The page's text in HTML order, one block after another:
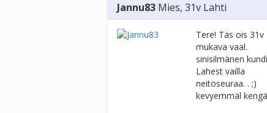
Jannu83 Mies, 31v Lahti
Tere! Täs ois 31v
mukava vaal.
sinisilmänen kundi
Lahest vailla
neitoseuraa. . ;)
kevyemmäl